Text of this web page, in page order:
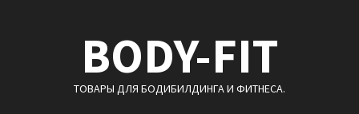
BODY-FIT
ТОВАРЫ ДЛЯ БОДИБИЛДИНГА И ФИТНЕСА.